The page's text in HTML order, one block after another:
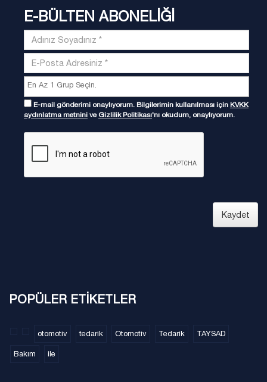
E-BÜLTEN ABONELİĞİ
E-mail gönderimi onaylıyorum. Bilgilerimin kullanılması için KVKK
aydınlatma metnini ve Gizlilik Politikası'nı okudum, onaylıyorum.
Kaydet
POPÜLER ETİKETLER
otomotiv tedarik Otomotiv Tedarik TAYSAD
Bakım ile